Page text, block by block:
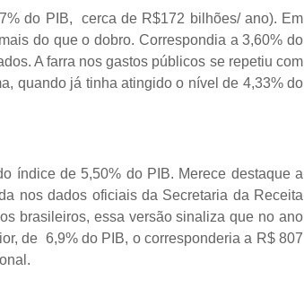
do PIB, cerca de R$172 bilhões/ ano). Em
do que o dobro. Correspondia a 3,60% do
A farra nos gastos públicos se repetiu com
quando já tinha atingido o nível de 4,33% do
índice de 5,50% do PIB. Merece destaque a
nos dados oficiais da Secretaria da Receita
brasileiros, essa versão sinaliza que no ano
de 6,9% do PIB, o corresponderia a R$ 807